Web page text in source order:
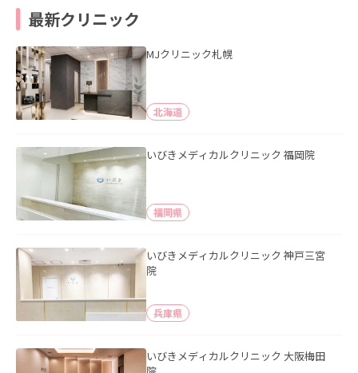
最新クリニック
MJクリニック札幌
北海道
いびきメディカルクリニック 福岡院
福岡県
いびきメディカルクリニック 神戸三宮
院
兵庫県
いびきメディカルクリニック 大阪梅田